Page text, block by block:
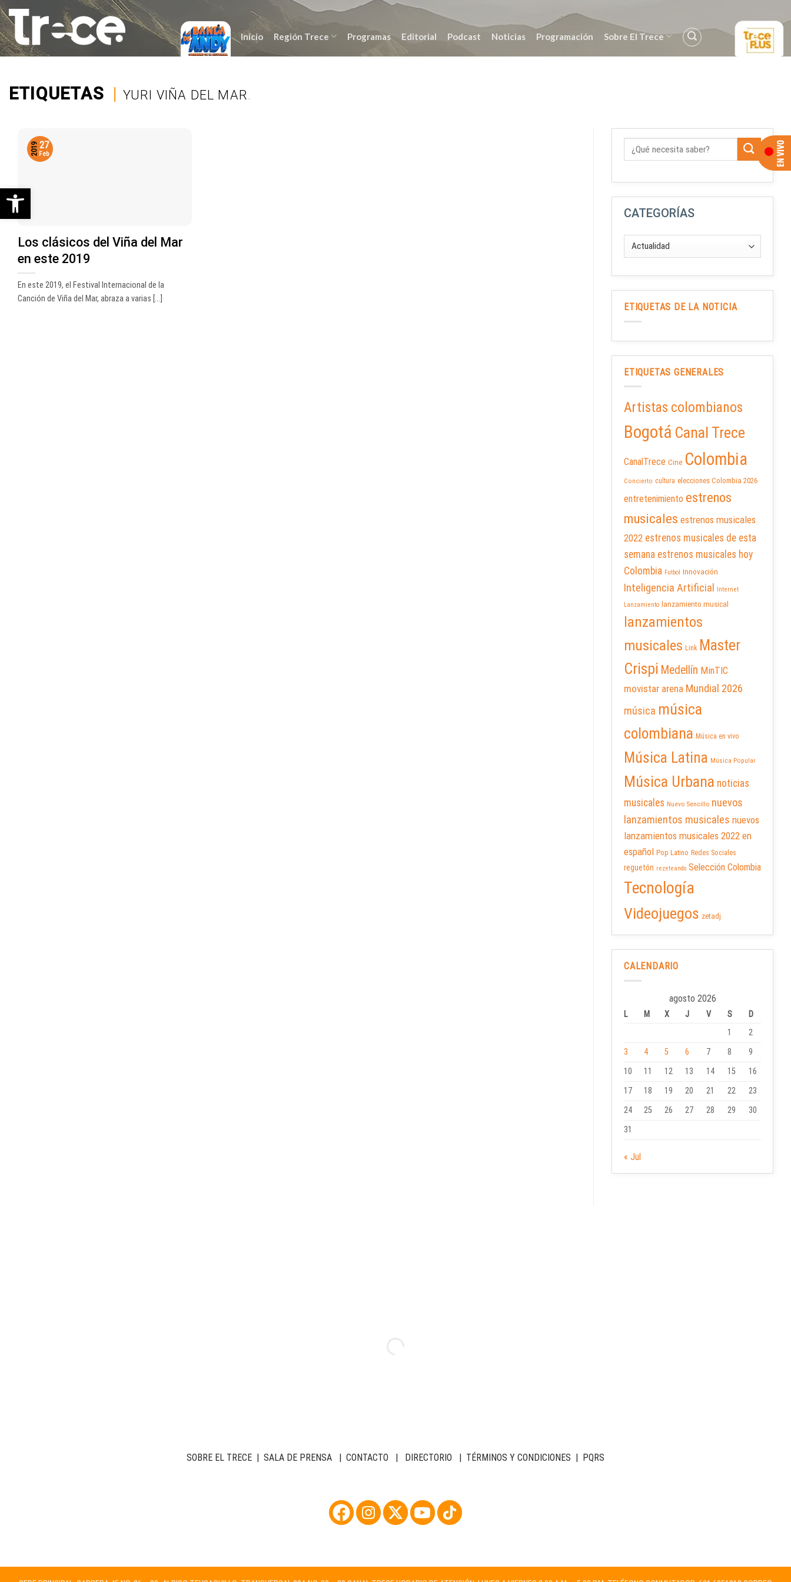
Saltar
al
contenido
Inicio Región Trece Programas Editorial Podcast Noticias Programación Sobre El Trece
ETIQUETAS | YURI VIÑA DEL MAR.
Los clásicos del Viña del Mar
en este 2019
En este 2019, el Festival Internacional de la
Canción de Viña del Mar, abraza a varias [...]
27
Feb
2019
CATEGORÍAS
ETIQUETAS DE LA NOTICIA
ETIQUETAS GENERALES
Artistas colombianos
Bogotá Canal Trece
CanalTrece Cine Colombia
Concierto cultura elecciones Colombia 2026
entretenimiento estrenos
musicales estrenos musicales
2022 estrenos musicales de esta
semana estrenos musicales hoy
Colombia Futbol Innovación
Inteligencia Artificial
Internet
Lanzamiento
lanzamiento musical
lanzamientos
musicales Link Master
Crispi Medellín MinTIC
movistar arena Mundial 2026
música música
colombiana Música en vivo
Música Latina Música Popular
Música Urbana noticias
musicales Nuevo Sencillo nuevos
lanzamientos musicales nuevos
lanzamientos musicales 2022 en
español Pop Latino Redes Sociales
reguetón rezeteando Selección Colombia
Tecnología
Videojuegos zetadj
CALENDARIO
agosto 2026
L M X J V S
D
1
2
3
4 5 6 7 8
9
10
11 12 13 14 15
16
17
18 19 20 21 22
23
24
25 26 27 28 29
30
31
« Jul
SOBRE EL TRECE | SALA DE PRENSA | CONTACTO | DIRECTORIO | TÉRMINOS Y CONDICIONES | PQRS
Abrir barra de herramientas